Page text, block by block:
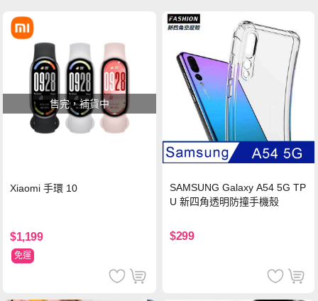
售完，補貨中
Xiaomi 手環 10
$1,199
免運
SAMSUNG Galaxy A54 5G TP
U 新四角透明防撞手機殼
$299